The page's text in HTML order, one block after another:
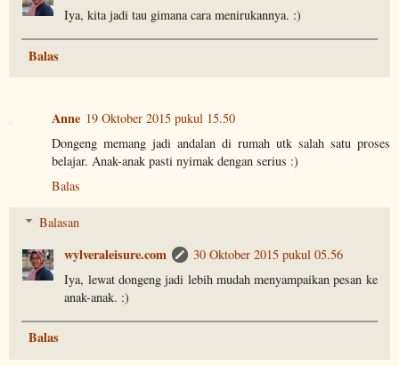
Iya, kita jadi tau gimana cara menirukannya. :)
Balas
Anne 19 Oktober 2015 pukul 15.50
Dongeng memang jadi andalan di rumah utk salah satu proses
belajar. Anak-anak pasti nyimak dengan serius :)
Balas
Balasan
wylveraleisure.com
30 Oktober 2015 pukul 05.56
Iya, lewat dongeng jadi lebih mudah menyampaikan pesan ke
anak-anak. :)
Balas